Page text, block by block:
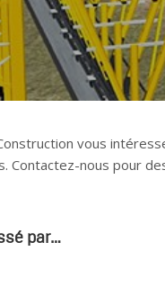
vous
Contactez-nous pour
par…